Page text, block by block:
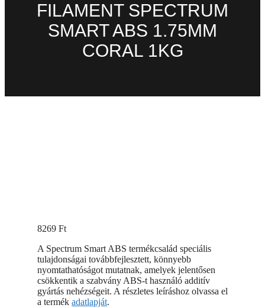
FILAMENT SPECTRUM
SMART ABS 1.75MM
CORAL 1KG
8269 Ft
A Spectrum Smart ABS termékcsalád speciális
tulajdonságai továbbfejlesztett, könnyebb
nyomtathatóságot mutatnak, amelyek jelentősen
csökkentik a szabvány ABS-t használó additív
gyártás nehézségeit. A részletes leíráshoz olvassa el
a termék adatlapját.